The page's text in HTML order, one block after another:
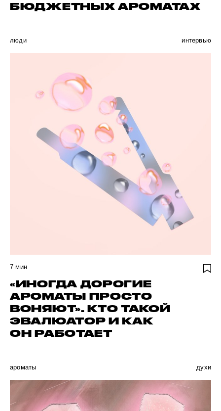
БЮДЖЕТНЫХ АРОМАТАХ
люди интервью
7 мин
«ИНОГДА ДОРОГИЕ
АРОМАТЫ ПРОСТО
ВОНЯЮТ». КТО ТАКОЙ
ЭВАЛЮАТОР И КАК
ОН РАБОТАЕТ
ароматы духи